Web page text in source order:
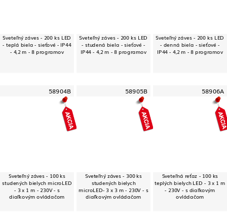
Sveteľný záves - 200 ks LED
- teplá biela - sieťové - IP44
- 4,2 m - 8 programov
Sveteľný záves - 200 ks LED
- studená biela - sieťové -
IP44 - 4,2 m - 8 programov
Sveteľný záves - 200 ks LED
- denná biela - sieťové -
IP44 - 4,2 m - 8 programov
58904B
Sveteľný záves - 100 ks
studených bielych microLED
- 3 x 1 m - 230V - s
diaľkovým ovládačom
58905B
Sveteľný záves - 300 ks
studených bielych
microLED- 3 x 3 m - 230V - s
diaľkovým ovládačom
58906A
Sveteľná reťaz - 100 ks
teplých bielych LED - 3 x 1 m
- 230V - s diaľkovým
ovládačom